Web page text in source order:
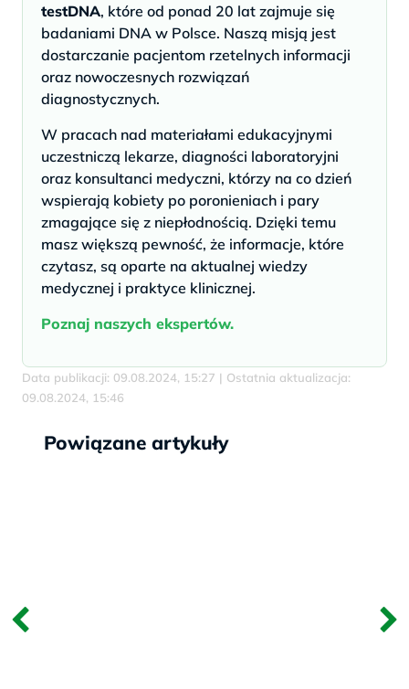
testDNA, które od ponad 20 lat zajmuje się
badaniami DNA w Polsce. Naszą misją jest
dostarczanie pacjentom rzetelnych informacji
oraz nowoczesnych rozwiązań
diagnostycznych.
W pracach nad materiałami edukacyjnymi
uczestniczą lekarze, diagności laboratoryjni
oraz konsultanci medyczni, którzy na co dzień
wspierają kobiety po poronieniach i pary
zmagające się z niepłodnością. Dzięki temu
masz większą pewność, że informacje, które
czytasz, są oparte na aktualnej wiedzy
medycznej i praktyce klinicznej.
Poznaj naszych ekspertów.
Data publikacji: 09.08.2024, 15:27 | Ostatnia aktualizacja:
09.08.2024, 15:46
Powiązane artykuły